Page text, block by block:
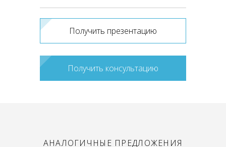
Получить презентацию
Получить консультацию
АНАЛОГИЧНЫЕ ПРЕДЛОЖЕНИЯ